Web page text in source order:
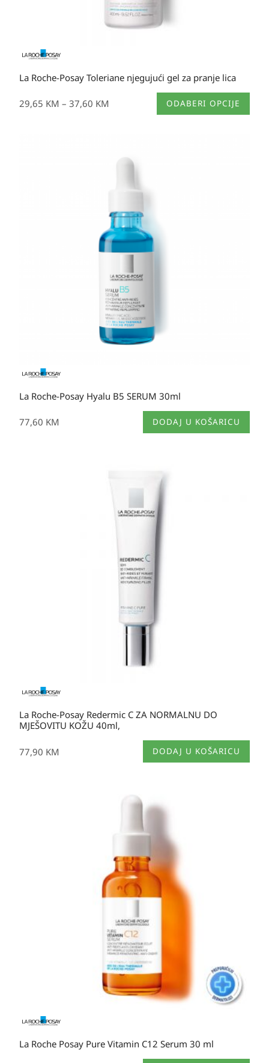
La Roche-Posay Toleriane njegujući gel za pranje lica
29,65 KM – 37,60 KM ODABERI OPCIJE
Ovaj
proizvod
La Roche-Posay Hyalu B5 SERUM 30ml
77,60 KM DODAJ U KOŠARICU
La Roche-Posay Redermic C ZA NORMALNU DO
MJEŠOVITU KOŽU 40ml,
77,90 KM DODAJ U KOŠARICU
La Roche Posay Pure Vitamin C12 Serum 30 ml